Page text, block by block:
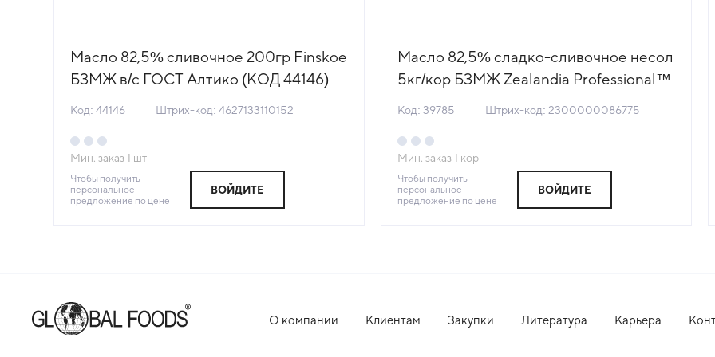
Масло 82,5% сливочное 200гр Finskoe
БЗМЖ в/с ГОСТ Алтико (КОД 44146)
Код: 44146 Штрих-код: 4627133110152
Мин. заказ 1 шт
Чтобы получить
персональное
предложение по цене
ВОЙДИТЕ
Масло 82,5% сладко-сливочное несол
5кг/кор БЗМЖ Zealandia Professional™
Код: 39785 Штрих-код: 2300000086775
Мин. заказ 1 кор
Чтобы получить
персональное
предложение по цене
ВОЙДИТЕ
О компании Клиентам Закупки Литература Карьера